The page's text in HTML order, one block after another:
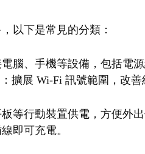
以下是常見的分類：
腦、手機等設備，包括電
擴展 Wi-Fi 訊號範圍，改善
等行動裝置供電，方便外
即可充電。